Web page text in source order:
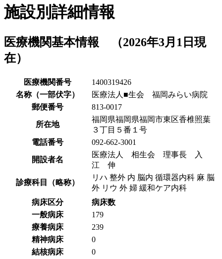
施設別詳細情報
医療機関基本情報 （2026年3月1日現
在）
医療機関番号
1400319426
名称（一部伏字）
医療法人■生会 福岡みらい病院
郵便番号
813-0017
所在地
福岡県福岡県福岡市東区香椎照葉
３丁目５番１号
電話番号
092-662-3001
開設者名
医療法人 相生会 理事長 入
江 伸
診療科目（略称）
リハ 整外 内 脳内 循環器内科 麻 脳
外 リウ 外 婦 緩和ケア内科
病床区分
病床数
一般病床
179
療養病床
239
精神病床
0
結核病床
0